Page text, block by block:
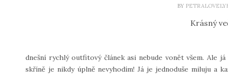
BY
Krásný
dnešní rychlý outfitový článek asi nebude vonět všem. Ale
skříně je nikdy úplně nevyhodím! Já je jednoduše miluju